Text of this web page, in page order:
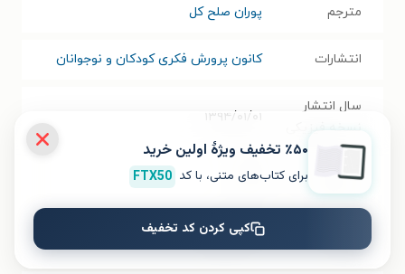
مترجم پوران صلح کل
انتشارات کانون پرورش فکری کودکان و نوجوانان
سال انتشار
۱۳۹۴/۰۱/۰۱
فرمت کتاب PDF
۱.۱۴ مگابایت
٪۵۰ تخفیف ویژۀ اولین خرید
برای کتاب‌های متنی، با کد FTX50
کپی کردن کد تخفیف